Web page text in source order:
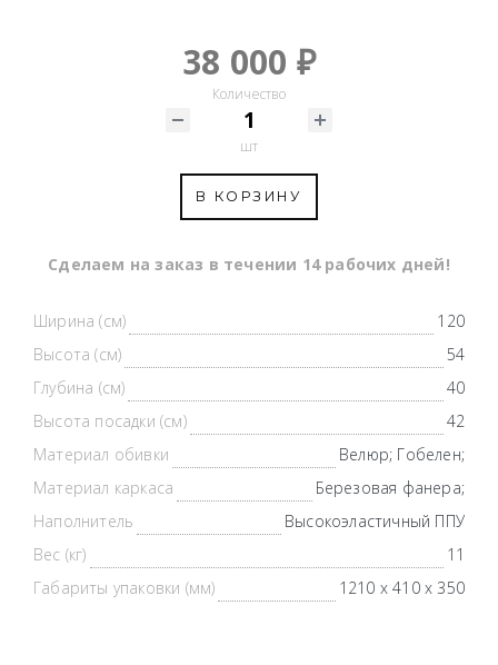
38 000 ₽
Количество
шт
В КОРЗИНУ
Cделаем на заказ в течении 14 рабочих дней!
Ширина (см)
120
Высота (см)
54
Глубина (см)
40
Высота посадки (см)
42
Материал обивки
Велюр; Гобелен;
Материал каркаса
Березовая фанера;
Наполнитель
Высокоэластичный ППУ
Вес (кг)
11
Габариты упаковки (мм)
1210 х 410 х 350